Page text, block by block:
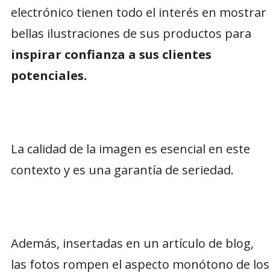
electrónico tienen todo el interés en mostrar
bellas ilustraciones de sus productos para
inspirar confianza a sus clientes
potenciales.
La calidad de la imagen es esencial en este
contexto y es una garantía de seriedad.
Además, insertadas en un artículo de blog,
las fotos rompen el aspecto monótono de los